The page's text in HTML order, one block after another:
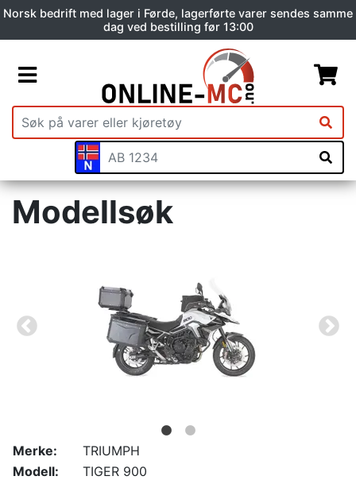
Norsk bedrift med lager i Førde, lagerførte varer sendes samme
dag ved bestilling før 13:00
Modellsøk
Merke:
TRIUMPH
Modell:
TIGER 900